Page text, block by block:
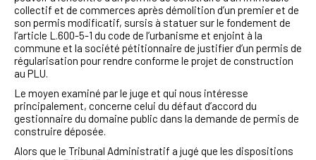
collectif et de commerces après démolition d’un premier et de
son permis modificatif, sursis à statuer sur le fondement de
l’article L.600-5-1 du code de l’urbanisme et enjoint à la
commune et la société pétitionnaire de justifier d’un permis de
régularisation pour rendre conforme le projet de construction
au PLU.
Le moyen examiné par le juge et qui nous intéresse
principalement, concerne celui du défaut d’accord du
gestionnaire du domaine public dans la demande de permis de
construire déposée.
Alors que le Tribunal Administratif a jugé que les dispositions